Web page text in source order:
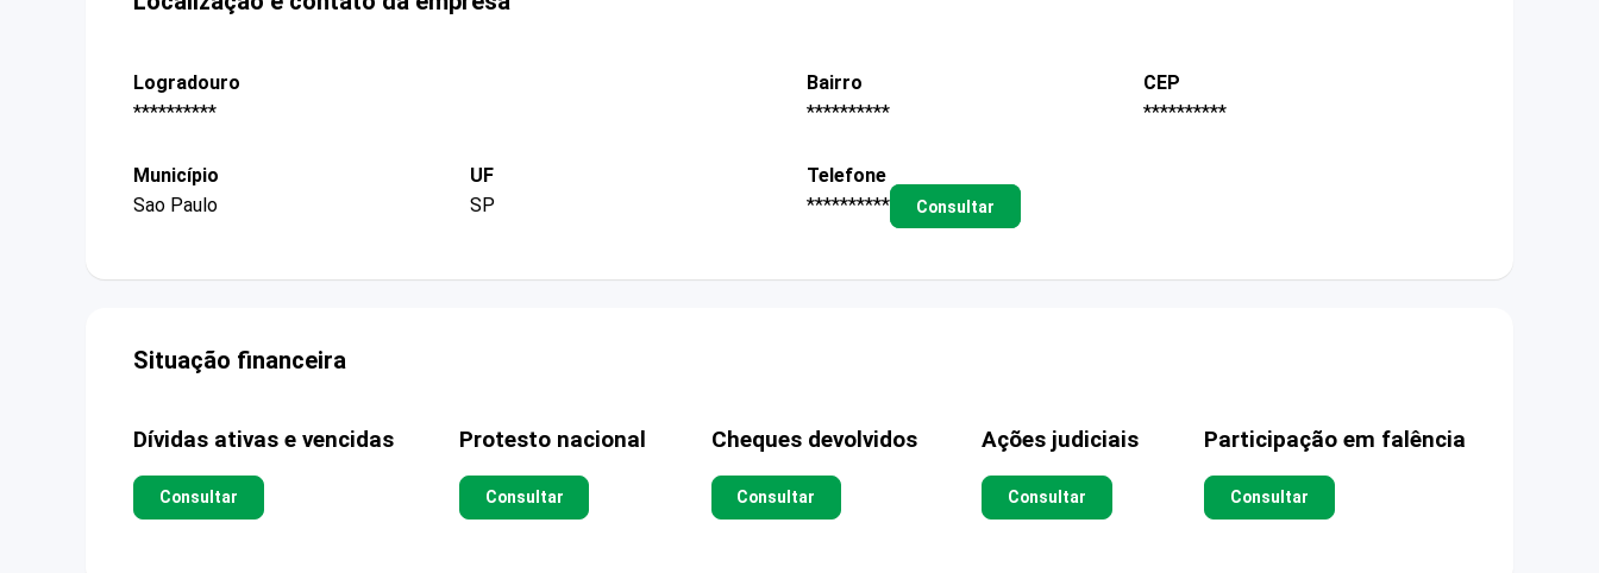
Logradouro
**********
Bairro
**********
CEP
**********
Município
Sao Paulo
UF
SP
Telefone
**********
Consultar
Situação financeira
Dívidas ativas e vencidas
Consultar
Protesto nacional
Consultar
Cheques devolvidos
Consultar
Ações judiciais
Consultar
Participação em falência
Consultar